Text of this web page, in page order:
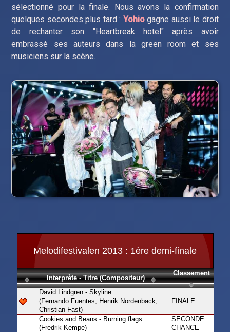
sélectionné pour la finale. Nous avons la confirmation
quelques secondes plus tard : Yohiogagne aussi le droit
de rechanter son "Heartbreak hotel" après avoir
embrassé ses auteurs dans la green room et ses
musiciens sur la scène.
Melodifestivalen 2013 : 1ère demi-finale
Interprète - Titre (Compositeur)
Classement
David Lindgren - Skyline
(Fernando Fuentes, Henrik Nordenback,
Christian Fast)
FINALE
Cookies and Beans - Burning flags
(Fredrik Kempe)
SECONDE
CHANCE